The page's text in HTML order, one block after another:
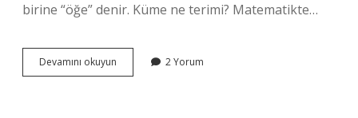
birine “öğe” denir. Küme ne terimi? Matematikte…
Devamını okuyun
Küme
2 Yorum